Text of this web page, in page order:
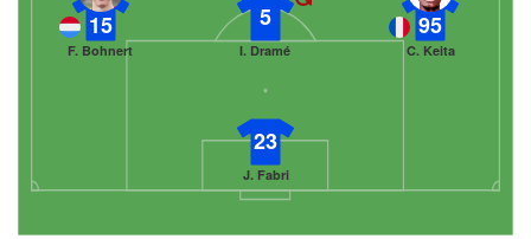
23
J. Fabri
15
F. Bohnert
5
I. Dramé
95
C. Keita